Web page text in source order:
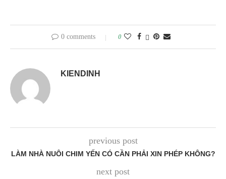
0 comments 0
KIENDINH
previous post
LÀM NHÀ NUÔI CHIM YẾN CÓ CẦN PHẢI XIN PHÉP KHÔNG?
next post